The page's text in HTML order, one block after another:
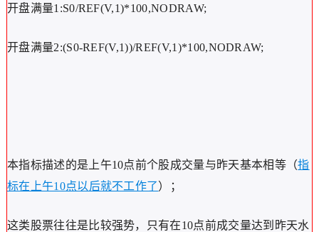
开盘满量1:S0/REF(V,1)*100,NODRAW;
开盘满量2:(S0-REF(V,1))/REF(V,1)*100,NODRAW;
本指标描述的是上午10点前个股成交量与昨天基本相等（指
标在上午10点以后就不工作了）；
这类股票往往是比较强势，只有在10点前成交量达到昨天水